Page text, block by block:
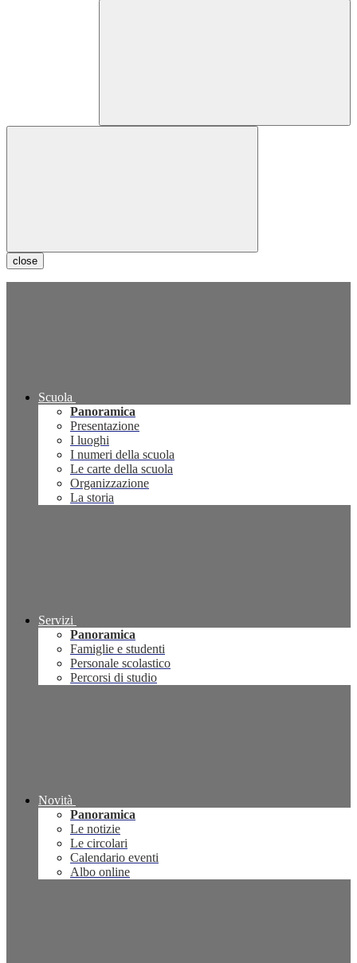
close
Scuola
Panoramica
Presentazione
I luoghi
I numeri della scuola
Le carte della scuola
Organizzazione
La storia
Servizi
Panoramica
Famiglie e studenti
Personale scolastico
Percorsi di studio
Novità
Panoramica
Le notizie
Le circolari
Calendario eventi
Albo online